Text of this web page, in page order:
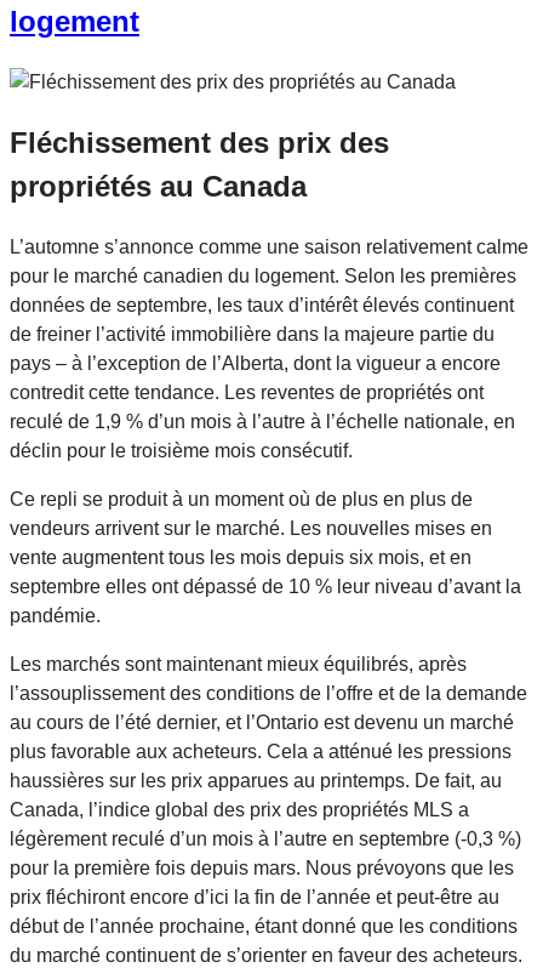
logement
Fléchissement des prix des
propriétés au Canada
L’automne s’annonce comme une saison relativement calme
pour le marché canadien du logement. Selon les premières
données de septembre, les taux d’intérêt élevés continuent
de freiner l’activité immobilière dans la majeure partie du
pays – à l’exception de l’Alberta, dont la vigueur a encore
contredit cette tendance. Les reventes de propriétés ont
reculé de 1,9 % d’un mois à l’autre à l’échelle nationale, en
déclin pour le troisième mois consécutif.
Ce repli se produit à un moment où de plus en plus de
vendeurs arrivent sur le marché. Les nouvelles mises en
vente augmentent tous les mois depuis six mois, et en
septembre elles ont dépassé de 10 % leur niveau d’avant la
pandémie.
Les marchés sont maintenant mieux équilibrés, après
l’assouplissement des conditions de l’offre et de la demande
au cours de l’été dernier, et l’Ontario est devenu un marché
plus favorable aux acheteurs. Cela a atténué les pressions
haussières sur les prix apparues au printemps. De fait, au
Canada, l’indice global des prix des propriétés MLS a
légèrement reculé d’un mois à l’autre en septembre (-0,3 %)
pour la première fois depuis mars. Nous prévoyons que les
prix fléchiront encore d’ici la fin de l’année et peut-être au
début de l’année prochaine, étant donné que les conditions
du marché continuent de s’orienter en faveur des acheteurs.